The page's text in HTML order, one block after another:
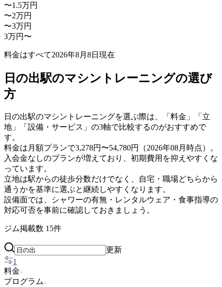
〜1.5万円
〜2万円
〜3万円
3万円〜
料金はすべて2026年8月8日 現在
日の出駅のマシントレーニングの選び
方
日の出駅のマシントレーニングを選ぶ際は、「料金」「立
地」「設備・サービス」の3軸で比較するのがおすすめで
す。
料金は月額プランで3,278円〜54,780円（2026年08月時点）。
入会金なしのプランが増えており、初期費用を抑えやすくな
っています。
立地は駅からの徒歩分数だけでなく、自宅・職場どちらから
通うかを基準に選ぶと継続しやすくなります。
設備面では、シャワーの有無・レンタルウェア・食事指導の
対応可否を事前に確認しておきましょう。
ジム掲載数 15件
更新
1
料金
プログラム